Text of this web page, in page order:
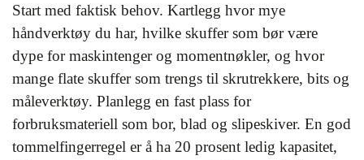
Start med faktisk behov. Kartlegg hvor mye
håndverktøy du har, hvilke skuffer som bør være
dype for maskintenger og momentnøkler, og hvor
mange flate skuffer som trengs til skrutrekkere, bits og
måleverktøy. Planlegg en fast plass for
forbruksmateriell som bor, blad og slipeskiver. En god
tommelfingerregel er å ha 20 prosent ledig kapasitet,